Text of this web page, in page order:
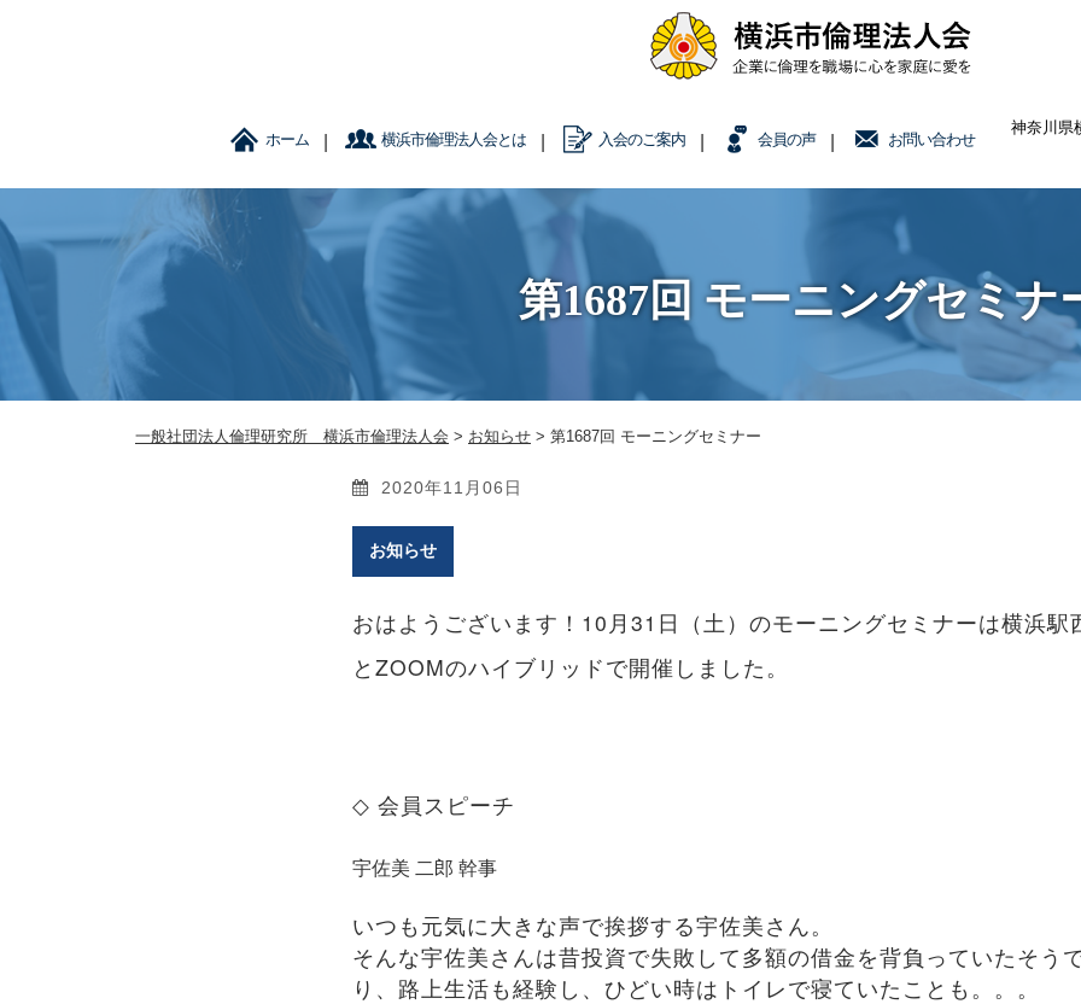
ホーム 横浜市倫理法人会とは 入会のご案内 会員の声 お問い合わせ
神奈川県
第1687回 モーニングセミナ
一般社団法人倫理研究所 横浜市倫理法人会 > お知らせ > 第1687回 モーニングセミナー
2020年11月06日
お知らせ
おはようございます！10月31日（土）のモーニングセミナーは横浜駅
とZOOMのハイブリッドで開催しました。
◇ 会員スピーチ
宇佐美 二郎 幹事
いつも元気に大きな声で挨拶する宇佐美さん。
そんな宇佐美さんは昔投資で失敗して多額の借金を背負っていたそう
り、路上生活も経験し、ひどい時はトイレで寝ていたことも。。。